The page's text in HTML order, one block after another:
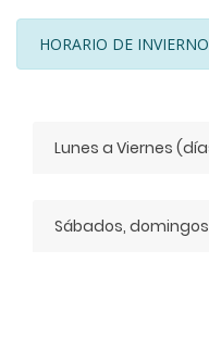
HORARIO DE INVIERNO
Lunes a Viernes
Sábados,